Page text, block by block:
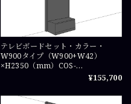
テレビボードセット・カラー・
W900タイプ（W900+W42）
×H2350（mm）COS-
¥155,700